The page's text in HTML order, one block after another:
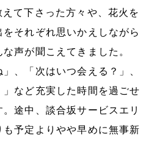
て下さった方々や、花火を
それぞれ思いかえしながら
声が聞こえてきました。
、「次はいつ会える？」、
」など充実した時間を過ごせ
途中、談合坂サービスエリ
予定よりやや早めに無事新